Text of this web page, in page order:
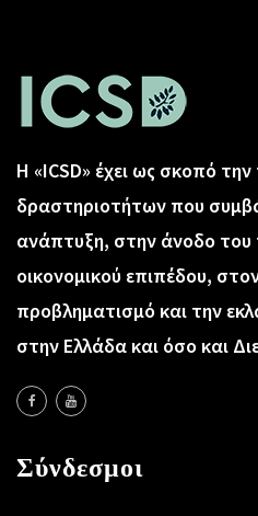
Η «ICSD» έχει ως σκοπό
δραστηριοτήτων που
ανάπτυξη, στην άνοδο του
οικονομικού επιπέδου,
προβληματισμό και την
στην Ελλάδα και όσο και
Σύνδεσμοι